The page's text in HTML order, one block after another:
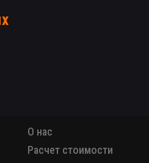
О нас
Расчет стоимости